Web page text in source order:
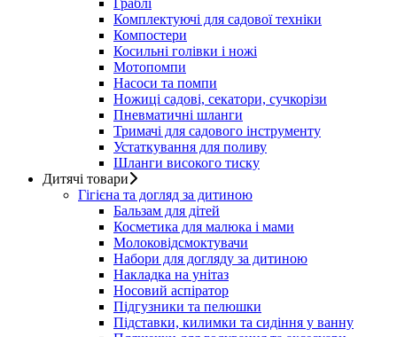
Граблі
Комплектуючі для садової техніки
Компостери
Косильні голівки і ножі
Мотопомпи
Насоси та помпи
Ножиці садові, секатори, сучкорізи
Пневматичні шланги
Тримачі для садового інструменту
Устаткування для поливу
Шланги високого тиску
Дитячі товари
Гігієна та догляд за дитиною
Бальзам для дітей
Косметика для малюка і мами
Молоковідсмоктувачи
Набори для догляду за дитиною
Накладка на унітаз
Носовий аспіратор
Підгузники та пелюшки
Підставки, килимки та сидіння у ванну